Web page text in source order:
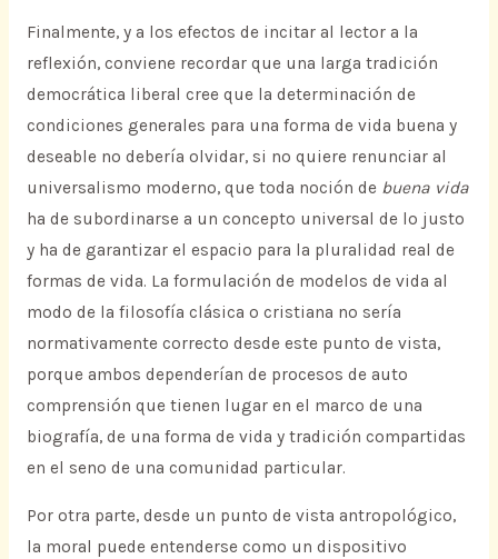
Finalmente, y a los efectos de incitar al lector a la
reflexión, conviene recordar que una larga tradición
democrática liberal cree que la determinación de
condiciones generales para una forma de vida buena y
deseable no debería olvidar, si no quiere renunciar al
universalismo moderno, que toda noción de buena vida
ha de subordinarse a un concepto universal de lo justo
y ha de garantizar el espacio para la pluralidad real de
formas de vida. La formulación de modelos de vida al
modo de la filosofía clásica o cristiana no sería
normativamente correcto desde este punto de vista,
porque ambos dependerían de procesos de auto
comprensión que tienen lugar en el marco de una
biografía, de una forma de vida y tradición compartidas
en el seno de una comunidad particular.
Por otra parte, desde un punto de vista antropológico,
la moral puede entenderse como un dispositivo